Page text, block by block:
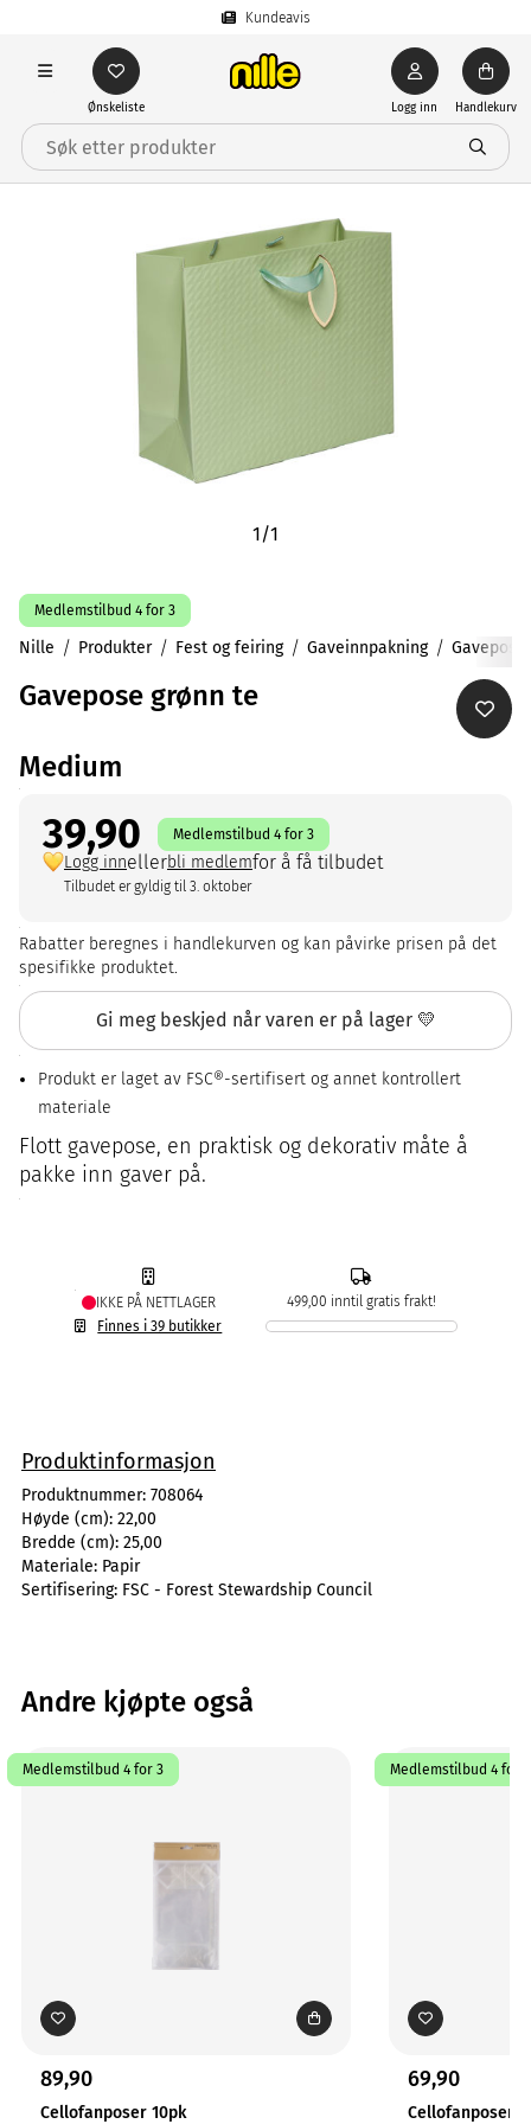
Kundeavis
Ønskeliste Logg inn Handlekurv
1/1
Medlemstilbud 4 for 3
Nille Produkter Fest og feiring Gaveinnpakning Gaveposer
Gavepose grønn te
Medium
39,90 Medlemstilbud 4 for 3
Logg innellerbli medlemfor å få tilbudet
Tilbudet er gyldig til 3. oktober
Rabatter beregnes i handlekurven og kan påvirke prisen på det
spesifikke produktet.
Gi meg beskjed når varen er på lager 💛
Produkt er laget av FSC®-sertifisert og annet kontrollert
materiale
Flott gavepose, en praktisk og dekorativ måte å
pakke inn gaver på.
IKKE PÅ NETTLAGER
Finnes i 39 butikker
499,00 inntil gratis frakt!
Produktinformasjon
Produktnummer: 708064
Høyde (cm): 22,00
Bredde (cm): 25,00
Materiale: Papir
Sertifisering: FSC - Forest Stewardship Council
Andre kjøpte også
Medlemstilbud 4 for 3
89,90
Cellofanposer 10pk
Medlemstilbud 4 for 3
69,90
Cellofanposer